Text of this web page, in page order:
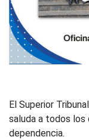
El Superior
saluda a todos los
dependencia.